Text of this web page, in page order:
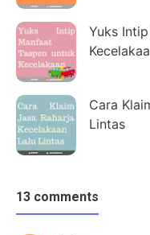
Yuks
Cara
Lintas
13 comments